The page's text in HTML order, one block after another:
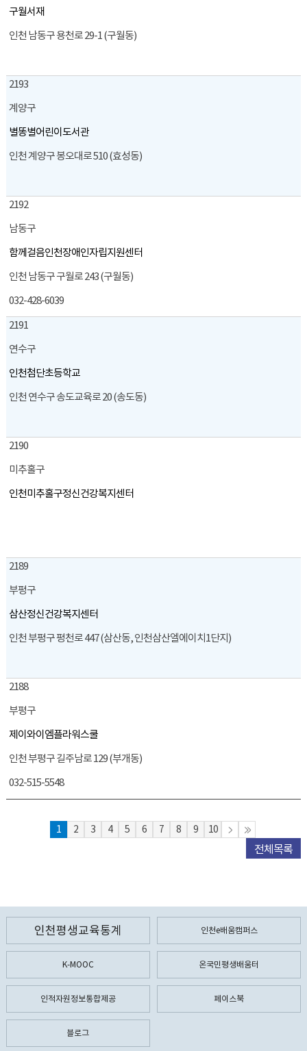
구월서재
인천 남동구 용천로 29-1 (구월동)
2193
계양구
별똥별어린이도서관
인천 계양구 봉오대로 510 (효성동)
2192
남동구
함께걸음인천장애인자립지원센터
인천 남동구 구월로 243 (구월동)
032-428-6039
2191
연수구
인천첨단초등학교
인천 연수구 송도교육로 20 (송도동)
2190
미추홀구
인천미추홀구정신건강복지센터
2189
부평구
삼산정신건강복지센터
인천 부평구 평천로 447 (삼산동, 인천삼산엘에이치1단지)
2188
부평구
제이와이엠플라워스쿨
인천 부평구 길주남로 129 (부개동)
032-515-5548
1 2 3 4 5 6 7 8 9 10
전체목록
인천평생교육통계 인천e배움캠퍼스
K-MOOC 온국민평생배움터
인적자원정보통합제공 페이스북
블로그